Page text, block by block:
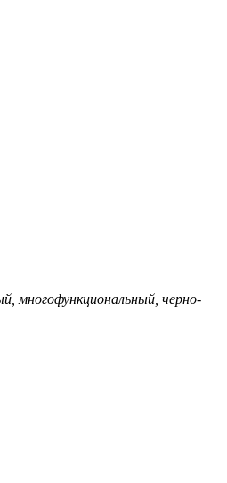
многофункциональный, черно-